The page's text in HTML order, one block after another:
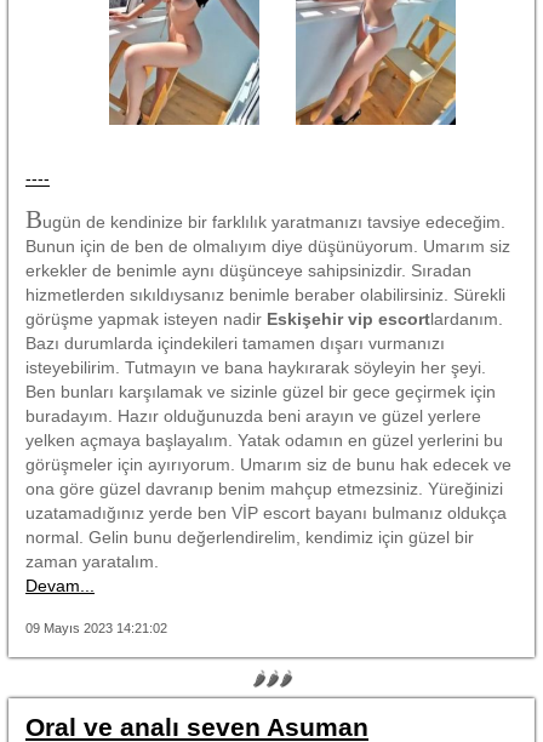
----
Bugün de kendinize bir farklılık yaratmanızı tavsiye edeceğim.
Bunun için de ben de olmalıyım diye düşünüyorum. Umarım siz
erkekler de benimle aynı düşünceye sahipsinizdir. Sıradan
hizmetlerden sıkıldıysanız benimle beraber olabilirsiniz. Sürekli
görüşme yapmak isteyen nadir Eskişehir vip escortlardanım.
Bazı durumlarda içindekileri tamamen dışarı vurmanızı
isteyebilirim. Tutmayın ve bana haykırarak söyleyin her şeyi.
Ben bunları karşılamak ve sizinle güzel bir gece geçirmek için
buradayım. Hazır olduğunuzda beni arayın ve güzel yerlere
yelken açmaya başlayalım. Yatak odamın en güzel yerlerini bu
görüşmeler için ayırıyorum. Umarım siz de bunu hak edecek ve
ona göre güzel davranıp benim mahçup etmezsiniz. Yüreğinizi
uzatamadığınız yerde ben VİP escort bayanı bulmanız oldukça
normal. Gelin bunu değerlendirelim, kendimiz için güzel bir
zaman yaratalım.
Devam...
09 Mayıs 2023 14:21:02
🌶🌶🌶
Oral ve analı seven Asuman